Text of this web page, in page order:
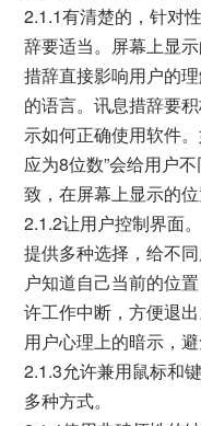
2.1.1有清楚的，针对
辞要适当。屏幕上显
措辞直接影响用户的
的语言。讯息措辞要
示如何正确使用软件
应为8位数”会给用户
致，在屏幕上显示的位
2.1.2让用户控制界面
提供多种选择，给不
户知道自己当前的位
许工作中断，方便退
用户心理上的暗示，避
2.1.3允许兼用鼠标和
多种方式。